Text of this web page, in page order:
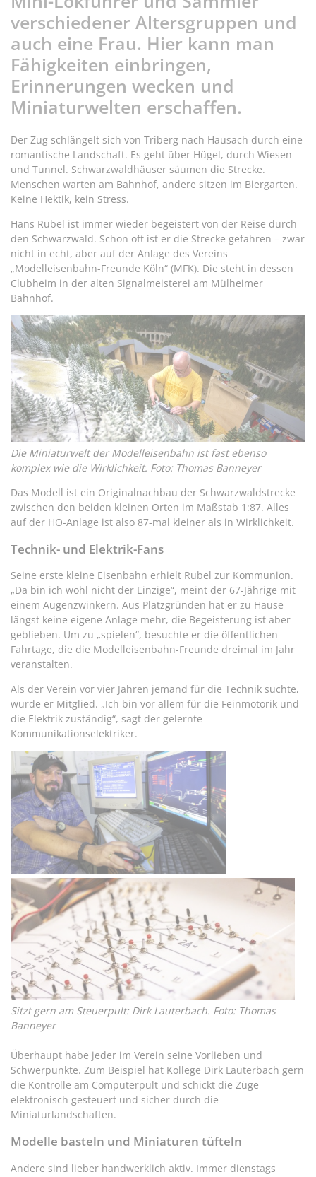
verschiedener Altersgruppen und
auch eine Frau. Hier kann man
Fähigkeiten einbringen,
Erinnerungen wecken und
Miniaturwelten erschaffen.
Der Zug schlängelt sich von Triberg nach Hausach durch eine
romantische Landschaft. Es geht über Hügel, durch Wiesen
und Tunnel. Schwarzwaldhäuser säumen die Strecke.
Menschen warten am Bahnhof, andere sitzen im Biergarten.
Keine Hektik, kein Stress.
Hans Rubel ist immer wieder begeistert von der Reise durch
den Schwarzwald. Schon oft ist er die Strecke gefahren – zwar
nicht in echt, aber auf der Anlage des Vereins
„Modelleisenbahn-Freunde Köln“ (MFK). Die steht in dessen
Clubheim in der alten Signalmeisterei am Mülheimer
Bahnhof.
Die Miniaturwelt der Modelleisenbahn ist fast ebenso
komplex wie die Wirklichkeit. Foto: Thomas Banneyer
Das Modell ist ein Originalnachbau der Schwarzwaldstrecke
zwischen den beiden kleinen Orten im Maßstab 1:87. Alles
auf der HO-Anlage ist also 87-mal kleiner als in Wirklichkeit.
Technik- und Elektrik-Fans
Seine erste kleine Eisenbahn erhielt Rubel zur Kommunion.
„Da bin ich wohl nicht der Einzige“, meint der 67-Jährige mit
einem Augenzwinkern. Aus Platzgründen hat er zu Hause
längst keine eigene Anlage mehr, die Begeisterung ist aber
geblieben. Um zu „spielen“, besuchte er die öffentlichen
Fahrtage, die die Modelleisenbahn-Freunde dreimal im Jahr
veranstalten.
Als der Verein vor vier Jahren jemand für die Technik suchte,
wurde er Mitglied. „Ich bin vor allem für die Feinmotorik und
die Elektrik zuständig“, sagt der gelernte
Kommunikationselektriker.
Sitzt gern am Steuerpult: Dirk Lauterbach. Foto: Thomas
Banneyer
Überhaupt habe jeder im Verein seine Vorlieben und
Schwerpunkte. Zum Beispiel hat Kollege Dirk Lauterbach gern
die Kontrolle am Computerpult und schickt die Züge
elektronisch gesteuert und sicher durch die
Miniaturlandschaften.
Modelle basteln und Miniaturen tüfteln
Andere sind lieber handwerklich aktiv. Immer dienstags